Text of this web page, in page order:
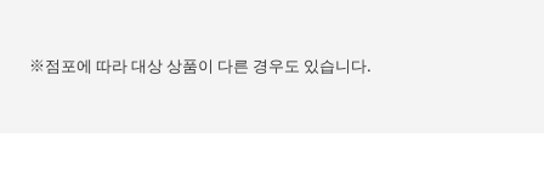
※점포에 따라 대상 상품이 다른 경우도 있습니다.